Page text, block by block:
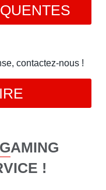
contactez-nous !
!